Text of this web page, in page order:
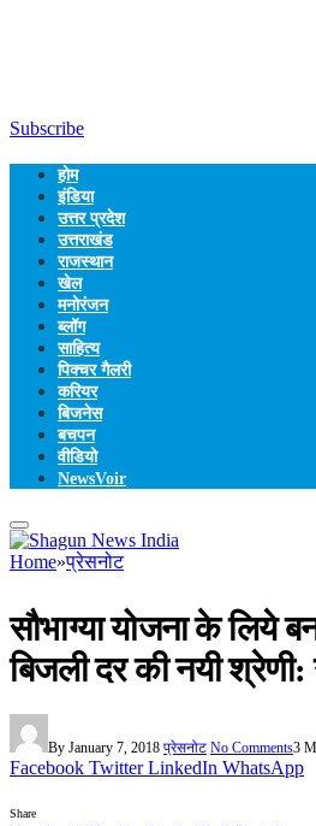
Subscribe
होम
इंडिया
उत्तर प्रदेश
उत्तराखंड
राजस्थान
खेल
मनोरंजन
ब्लॉग
साहित्य
पिक्चर गैलरी
करियर
बिजनेस
बचपन
वीडियो
NewsVoir
Home»प्रेसनोट
सौभाग्या योजना के लिये
बिजली दर की नयी श्रेणी:
By January 7, 2018 प्रेसनोट No Comments3
Facebook Twitter LinkedIn WhatsApp
Share